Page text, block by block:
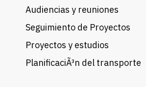
Audiencias y reuniones
Seguimiento de Proyectos
Proyectos y estudios
PlanificaciÃ³n del transporte